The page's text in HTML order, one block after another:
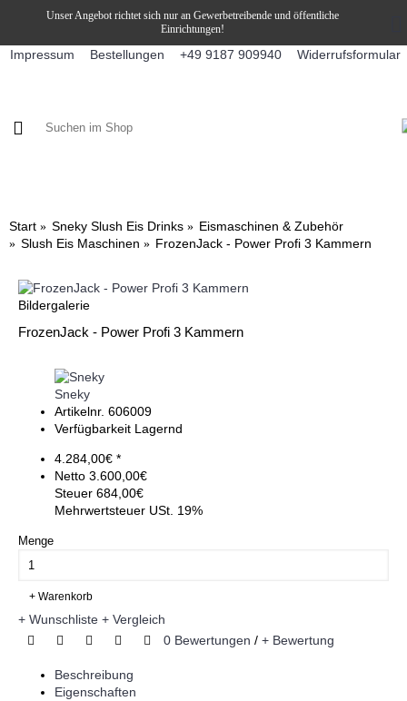
Unser Angebot richtet sich nur an Gewerbetreibende und öffentliche
Einrichtungen!
Impressum Bestellungen +49 9187 909940 Widerrufsformular
Start Sneky Slush Eis Drinks
Eismaschinen & Zubehör
Slush Eis Maschinen
FrozenJack - Power Profi 3 Kammern
Bildergalerie
FrozenJack - Power Profi 3 Kammern
Sneky
Artikelnr. 606009
Verfügbarkeit Lagernd
4.284,00€ *
Netto 3.600,00€
Steuer 684,00€
Mehrwertsteuer USt. 19%
Menge
+ Warenkorb
+ Wunschliste + Vergleich
0 Bewertungen / + Bewertung
Beschreibung
Eigenschaften